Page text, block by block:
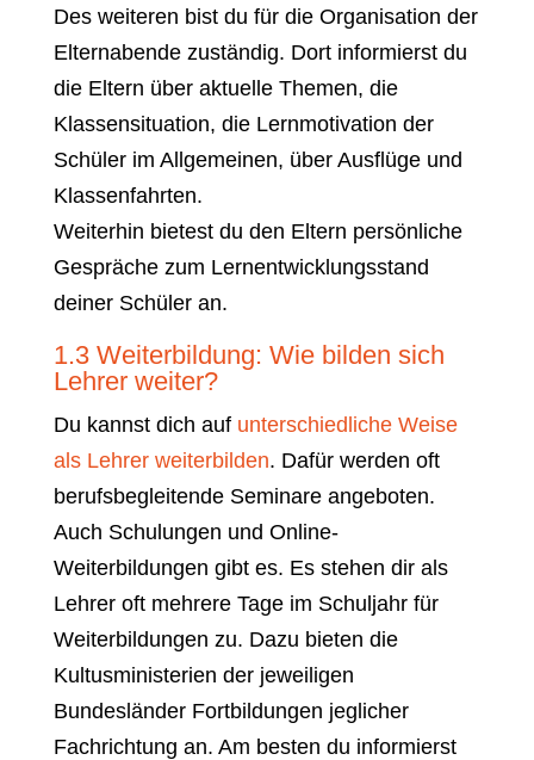
Des weiteren bist du für die Organisation der
Elternabende zuständig. Dort informierst du
die Eltern über aktuelle Themen, die
Klassensituation, die Lernmotivation der
Schüler im Allgemeinen, über Ausflüge und
Klassenfahrten.
Weiterhin bietest du den Eltern persönliche
Gespräche zum Lernentwicklungsstand
deiner Schüler an.
1.3 Weiterbildung: Wie bilden sich
Lehrer weiter?
Du kannst dich auf unterschiedliche Weise
als Lehrer weiterbilden. Dafür werden oft
berufsbegleitende Seminare angeboten.
Auch Schulungen und Online-
Weiterbildungen gibt es. Es stehen dir als
Lehrer oft mehrere Tage im Schuljahr für
Weiterbildungen zu. Dazu bieten die
Kultusministerien der jeweiligen
Bundesländer Fortbildungen jeglicher
Fachrichtung an. Am besten du informierst